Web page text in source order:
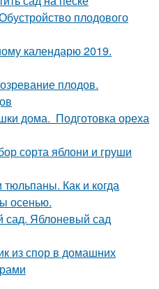
плодового
календарю 2019.
плодов.
дома. Подготовка ореха
сорта яблони и груши
Как и когда
осенью.
сад. Яблоневый сад
из спор в домашних